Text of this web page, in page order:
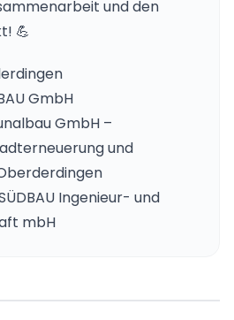
und den
💪
GmbH
GmbH –
und
Ingenieur- und
mbH